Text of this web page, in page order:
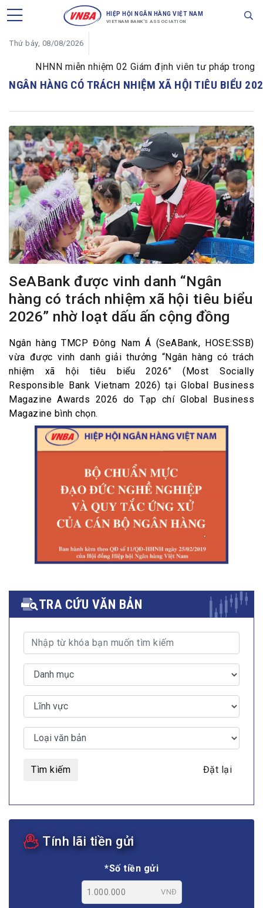
HIỆP HỘI NGÂN HÀNG VIỆT NAM
VIETNAM BANK'S ASSOCIATION
Thứ bảy, 08/08/2026
NHNN miễn nhiệm 02 Giám định viên tư pháp trong
NGÂN HÀNG CÓ TRÁCH NHIỆM XÃ HỘI TIÊU BIỂU
SeABank được vinh danh “Ngân
hàng có trách nhiệm xã hội tiêu biểu
2026” nhờ loạt dấu ấn cộng đồng
Ngân hàng TMCP Đông Nam Á (SeABank, HOSE:SSB)
vừa được vinh danh giải thưởng “Ngân hàng có trách
nhiệm xã hội tiêu biểu 2026” (Most Socially
Responsible Bank Vietnam 2026) tại Global Business
Magazine Awards 2026 do Tạp chí Global Business
Magazine bình chọn.
TRA CỨU VĂN BẢN
Tìm kiếm Đặt lại
Tính lãi tiền gửi
*Số tiền gửi
VNĐ